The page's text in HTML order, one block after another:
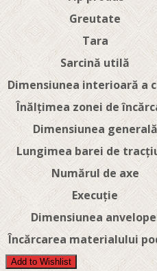
Greutate
Tara
Sarcină utilă
Dimensiunea interioară a
Înălțimea zonei de
Dimensiunea generală
Lungimea barei de
Numărul de axe
Execuție
Dimensiunea
Încărcarea materialului
Add to Wishlist